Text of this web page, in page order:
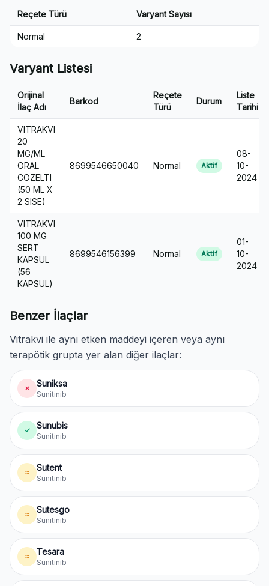
Reçete Türü Varyant Sayısı
Normal 2
Varyant Listesi
Orijinal
İlaç Adı
Barkod
Reçete
Türü
Durum
Liste
Tarihi
VITRAKVI
20
MG/ML
ORAL
COZELTI
(50 ML X
2 SISE)
8699546650040 Normal Aktif
08-
10-
2024
VITRAKVI
100 MG
SERT
KAPSUL
(56
KAPSUL)
8699546156399 Normal Aktif
01-
10-
2024
Benzer İlaçlar
Vitrakvi ile aynı etken maddeyi içeren veya aynı
terapötik grupta yer alan diğer ilaçlar:
✗ Suniksa
Sunitinib
✓ Sunubis
Sunitinib
≈ Sutent
Sunitinib
≈ Sutesgo
Sunitinib
≈ Tesara
Sunitinib